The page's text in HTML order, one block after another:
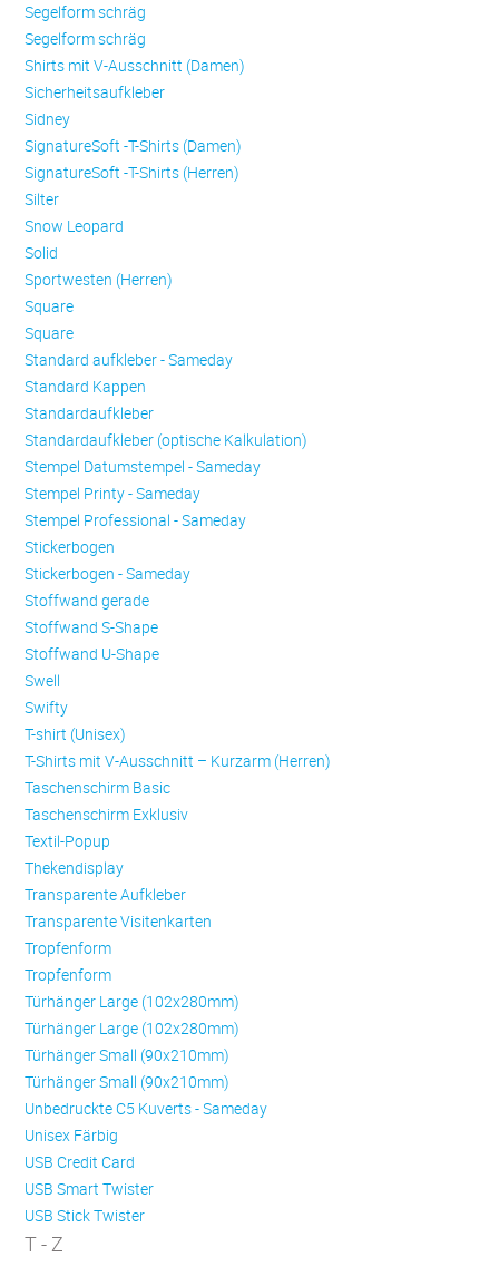
Se­gel­form schräg
Se­gel­form schräg
Shirts mit V-Ausschnitt (Damen)
Sicherheitsaufkleber
Sidney
SignatureSoft -T-Shirts (Damen)
SignatureSoft -T-Shirts (Herren)
Silter
Snow Leopard
Solid
Sportwesten (Herren)
Square
Square
Standard aufkleber - Sameday
Standard Kappen
Standardaufkleber
Standardaufkleber (optische Kalkulation)
Stempel Datumstempel - Sameday
Stempel Printy - Sameday
Stempel Professional - Sameday
Stickerbogen
Stickerbogen - Sameday
Stoffwand gerade
Stoffwand S-Shape
Stoffwand U-Shape
Swell
Swifty
T-shirt (Unisex)
T-Shirts mit V-Ausschnitt – Kurzarm (Herren)
Taschenschirm Basic
Taschenschirm Exklusiv
Textil-Popup
Thekendisplay
Transparente Aufkleber
Transparente Visitenkarten
Trop­fen­form
Trop­fen­form
Türhänger Large (102x280mm)
Türhänger Large (102x280mm)
Türhänger Small (90x210mm)
Türhänger Small (90x210mm)
Unbedruckte C5 Kuverts - Sameday
Unisex Färbig
USB Credit Card
USB Smart Twister
USB Stick Twister
T - Z